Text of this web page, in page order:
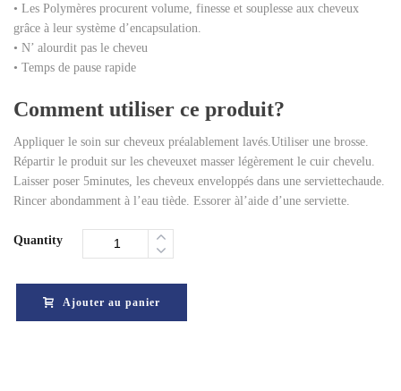
• Les Polymères procurent volume, finesse et souplesse aux cheveux
grâce à leur système d’encapsulation.
• N’ alourdit pas le cheveu
• Temps de pause rapide
Comment utiliser ce produit?
Appliquer le soin sur cheveux préalablement lavés.Utiliser une brosse.
Répartir le produit sur les cheveuxet masser légèrement le cuir chevelu.
Laisser poser 5minutes, les cheveux enveloppés dans une serviettechaude.
Rincer abondamment à l’eau tiède. Essorer àl’aide d’une serviette.
Quantity
Ajouter au panier